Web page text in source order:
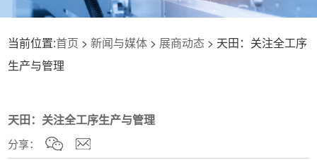
当前位置:首页 >新闻与媒体 > 展商动态 > 天田：关注全工序
生产与管理
天田：关注全工序生产与管理
分享：